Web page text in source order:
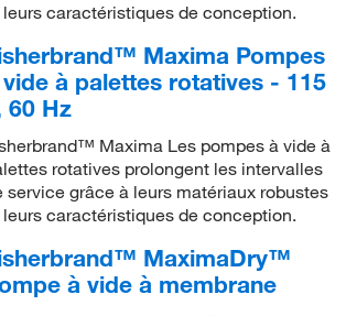
(1)(1)
(24)
(1)
: Pression atmosphérique,
: Pression atmosphérique + 15 Mbar
ballast de gaz(1)
caractéristiques de conception.
Maxima Pompes
à palettes rotatives - 115
60 Hz
Maxima Les pompes à vide à
rotatives prolongent les intervalles
service grâce à leurs matériaux robustes
caractéristiques de conception.
MaximaDry™
à vide à membrane